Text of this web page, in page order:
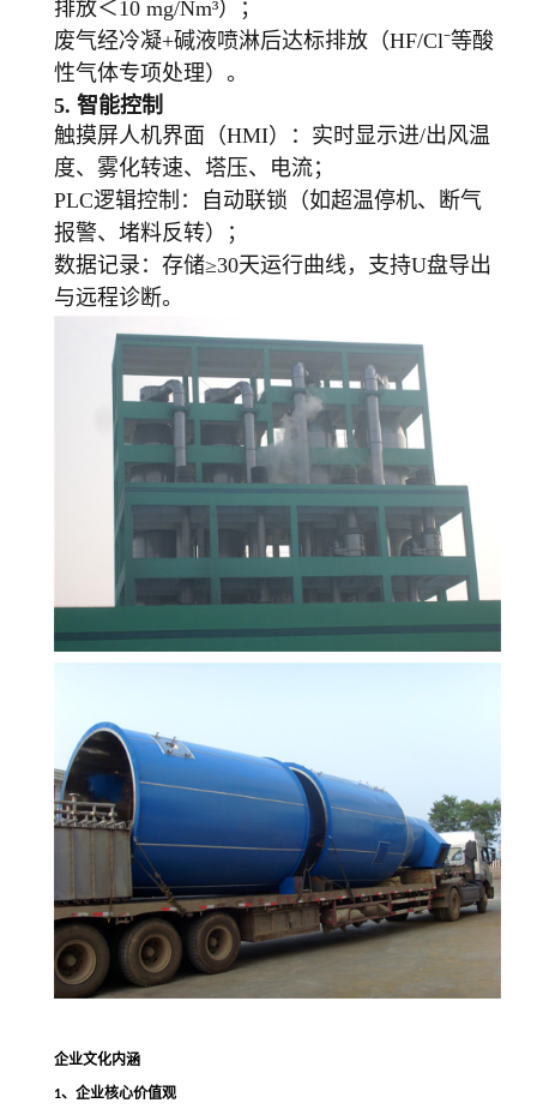
排放＜10 mg/Nm³）；
废气经冷凝+碱液喷淋后达标排放（HF/Cl⁻等酸
性气体专项处理）。
5. 智能控制
触摸屏人机界面（HMI）：实时显示进/出风温
度、雾化转速、塔压、电流；
PLC逻辑控制：自动联锁（如超温停机、断气
报警、堵料反转）；
数据记录：存储≥30天运行曲线，支持U盘导出
与远程诊断。
企业文化内涵
1、企业核心价值观